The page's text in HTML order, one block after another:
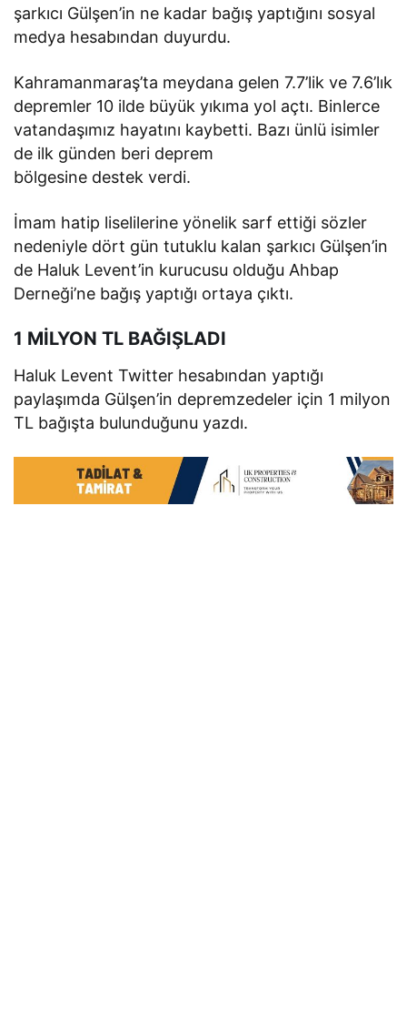
şarkıcı Gülşen’in ne kadar bağış yaptığını sosyal
medya hesabından duyurdu.
Kahramanmaraş’ta meydana gelen 7.7’lik ve 7.6’lık
depremler 10 ilde büyük yıkıma yol açtı. Binlerce
vatandaşımız hayatını kaybetti. Bazı ünlü isimler
de ilk günden beri deprem
bölgesine destek verdi.
İmam hatip liselilerine yönelik sarf ettiği sözler
nedeniyle dört gün tutuklu kalan şarkıcı Gülşen’in
de Haluk Levent’in kurucusu olduğu Ahbap
Derneği’ne bağış yaptığı ortaya çıktı.
1 MİLYON TL BAĞIŞLADI
Haluk Levent Twitter hesabından yaptığı
paylaşımda Gülşen’in depremzedeler için 1 milyon
TL bağışta bulunduğunu yazdı.